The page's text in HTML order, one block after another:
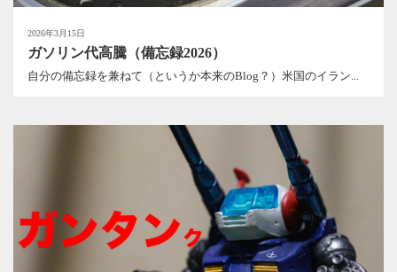
2026年3月15日
ガソリン代高騰（備忘録2026）
自分の備忘録を兼ねて（というか本来のBlog？）米国のイラン...